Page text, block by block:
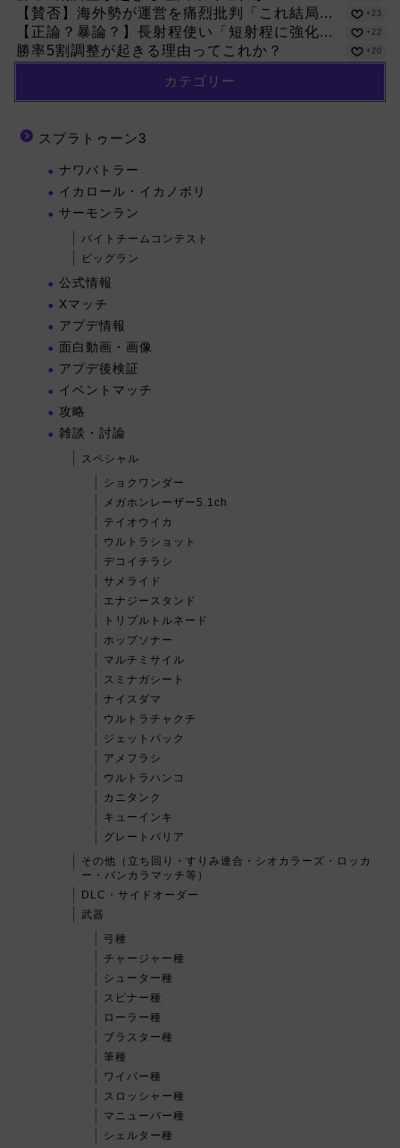
【賛否】海外勢が運営を痛烈批判「これ結局...
+23
【正論？暴論？】長射程使い「短射程に強化... +22
勝率5割調整が起きる理由ってこれか？ +20
カテゴリー
スプラトゥーン3
ナワバトラー
イカロール・イカノボリ
サーモンラン
バイトチームコンテスト
ビッグラン
公式情報
Xマッチ
アプデ情報
面白動画・画像
アプデ後検証
イベントマッチ
攻略
雑談・討論
スペシャル
ショクワンダー
メガホンレーザー5.1ch
テイオウイカ
ウルトラショット
デコイチラシ
サメライド
エナジースタンド
トリプルトルネード
ホップソナー
マルチミサイル
スミナガシート
ナイスダマ
ウルトラチャクチ
ジェットパック
アメフラシ
ウルトラハンコ
カニタンク
キューインキ
グレートバリア
その他（立ち回り・すりみ連合・シオカラーズ・ロッカ
ー・バンカラマッチ等）
DLC・サイドオーダー
武器
弓種
チャージャー種
シューター種
スピナー種
ローラー種
ブラスター種
筆種
ワイパー種
スロッシャー種
マニューバー種
シェルター種